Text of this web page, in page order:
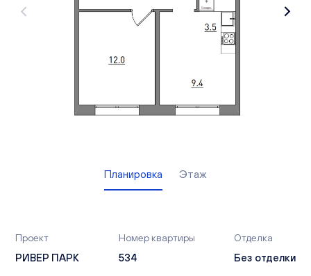
Вакансии
Офисы продаж
Планировка Этаж
Проект
РИВЕР ПАРК
Номер квартиры
534
Отделка
Без отделки